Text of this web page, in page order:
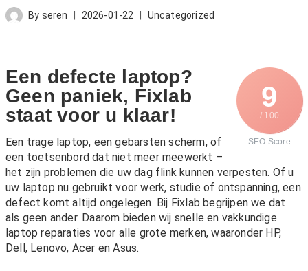
By seren 2026-01-22 Uncategorized
9
/ 100
SEO Score
Een defecte laptop?
Geen paniek, Fixlab
staat voor u klaar!
Een trage laptop, een gebarsten scherm, of
een toetsenbord dat niet meer meewerkt –
het zijn problemen die uw dag flink kunnen verpesten. Of u
uw laptop nu gebruikt voor werk, studie of ontspanning, een
defect komt altijd ongelegen. Bij Fixlab begrijpen we dat
als geen ander. Daarom bieden wij snelle en vakkundige
laptop reparaties voor alle grote merken, waaronder HP,
Dell, Lenovo, Acer en Asus.